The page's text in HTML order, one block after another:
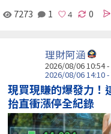
7273 1 0
理財阿涵
2026/08/06 10:54 -
2026/08/06 14:10
現買現賺的爆發力！
抬直衝漲停全紀錄